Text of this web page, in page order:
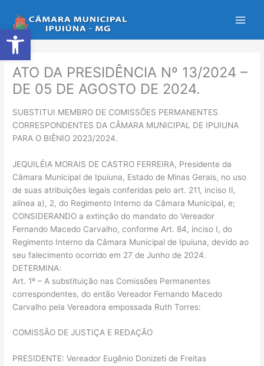
Abrir a barra de ferramentas
para
o
conteúdo
ATO DA PRESIDÊNCIA Nº 13/2024 –
DE 05 DE AGOSTO DE 2024.
SUBSTITUI MEMBRO DE COMISSÕES PERMANENTES
CORRESPONDENTES DA CÂMARA MUNICIPAL DE IPUIUNA
PARA O BIÊNIO 2023/2024.
JEQUILÉIA MORAIS DE CASTRO FERREIRA, Presidente da
Câmara Municipal de Ipuiuna, Estado de Minas Gerais, no uso
de suas atribuições legais conferidas pelo art. 211, inciso II,
alínea a), 2, do Regimento Interno da Câmara Municipal, e;
CONSIDERANDO a extinção do mandato do Vereador
Fernando Macedo Carvalho, conforme Art. 84, inciso I, do
Regimento Interno da Câmara Municipal de Ipuiuna, devido ao
seu falecimento ocorrido em 27 de Junho de 2024.
DETERMINA:
Art. 1º – A substituição nas Comissões Permanentes
correspondentes, do então Vereador Fernando Macedo
Carvalho pela Vereadora empossada Ruth Torres:
COMISSÃO DE JUSTIÇA E REDAÇÃO
PRESIDENTE: Vereador Eugênio Donizeti de Freitas